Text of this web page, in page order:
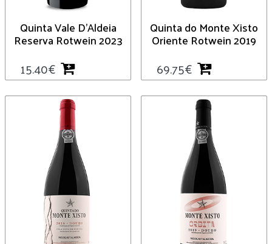
Quinta Vale D’Aldeia
Reserva Rotwein 2023
15.40€
Quinta do Monte Xisto
Oriente Rotwein 2019
69.75€